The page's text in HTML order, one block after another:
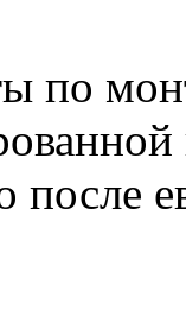
по
после